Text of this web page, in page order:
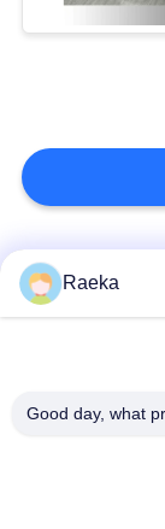
Raeka
Good day, what